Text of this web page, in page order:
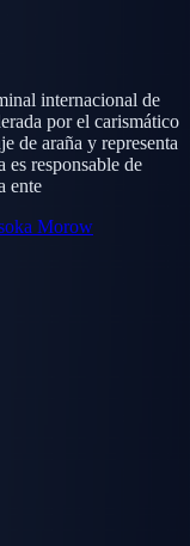
internacional de
por el carismático
de araña y representa
responsable de
ente
Morow